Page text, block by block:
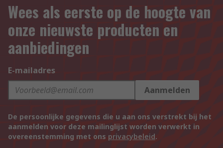
Wees als eerste op de hoogte van
onze nieuwste producten en
aanbiedingen
E-mailadres
Aanmelden
De persoonlijke gegevens die u aan ons verstrekt bij het
aanmelden voor deze mailinglijst worden verwerkt in
overeenstemming met ons privacybeleid.